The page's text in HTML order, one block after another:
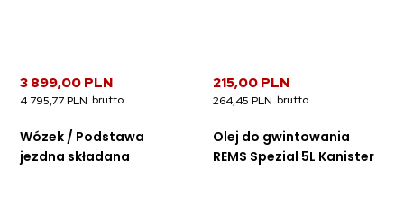
Wózek / Podstawa
jezdna składana
3 899,00 PLN
4 795,77 PLN
Olej do gwintowania
REMS Spezial 5L Kanister
215,00 PLN
264,45 PLN